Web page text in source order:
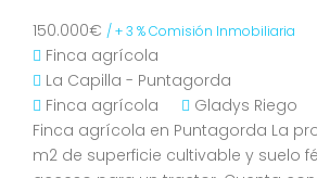
150.000€ / + 3 % Comisión Inmobiliaria
Finca agrícola
La Capilla - Puntagorda
Finca agrícola
Gladys Riego
Finca agrícola en Puntagorda La
m2 de superficie cultivable y suelo